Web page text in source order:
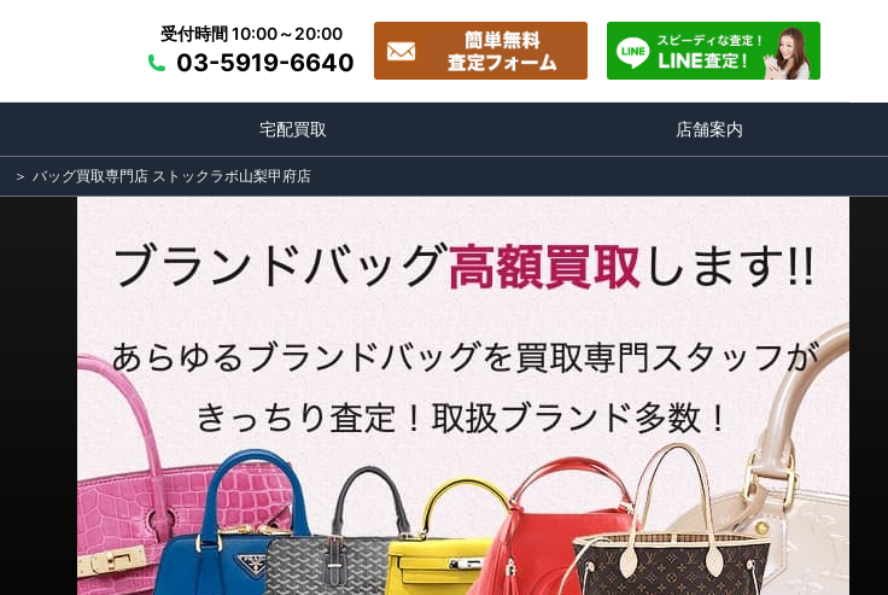
受付時間 10:00～20:00
03-5919-6640
宅配買取 店舗案内
＞ バッグ買取専門店 ストックラボ山梨甲府店